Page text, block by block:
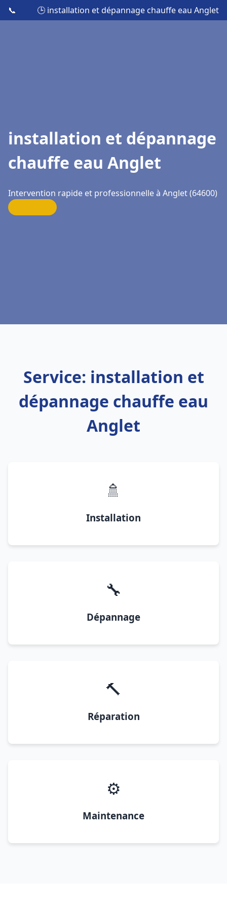
📞 🕒 installation et dépannage chauffe eau Anglet
installation et dépannage
chauffe eau Anglet
Intervention rapide et professionnelle à Anglet (64600)
Service: installation et
dépannage chauffe eau
Anglet
🚿
Installation
🔧
Dépannage
🔨
Réparation
⚙️
Maintenance